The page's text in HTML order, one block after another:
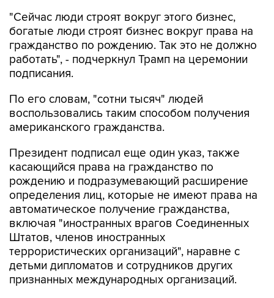
"Сейчас люди строят вокруг этого бизнес,
богатые люди строят бизнес вокруг права на
гражданство по рождению. Так это не должно
работать", - подчеркнул Трамп на церемонии
подписания.
По его словам, "сотни тысяч" людей
воспользовались таким способом получения
американского гражданства.
Президент подписал еще один указ, также
касающийся права на гражданство по
рождению и подразумевающий расширение
определения лиц, которые не имеют права на
автоматическое получение гражданства,
включая "иностранных врагов Соединенных
Штатов, членов иностранных
террористических организаций", наравне с
детьми дипломатов и сотрудников других
признанных международных организаций.